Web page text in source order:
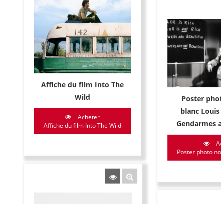
Affiche du film Into The
Wild
Acheter
Affiche du film Into The Wild
Poster
blanc
Gendarmes
Poster photo